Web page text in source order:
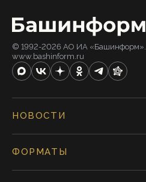
© 1992-2026 АО ИА «Башинформ».
www.bashinform.ru
НОВОСТИ
ФОРМАТЫ